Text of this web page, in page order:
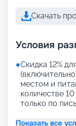
Скачать
Условия
●Скидка 12%
местом и
количестве
только по
Показать все